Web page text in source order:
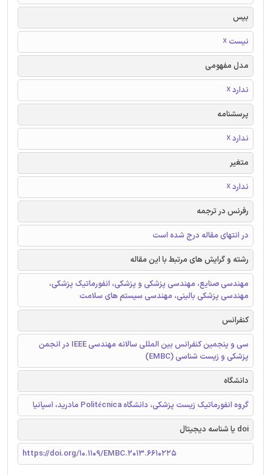
بیس
نیست ☓
مدل مفهومی
ندارد ☓
پرسشنامه
ندارد ☓
متغیر
ندارد ☓
رفرنس در ترجمه
در انتهای مقاله درج شده است
رشته و گرایش های مرتبط با این مقاله
مهندسی صنایع، مهندسی پزشکی و پزشکی، انفورماتیک پزشکی،
مهندسی پزشکی بالینی، مهندسی سیستم های سلامت
کنفرانس
سی و پنجمین کنفرانس بین المللی سالانه مهندسی IEEE در انجمن
پزشکی و زیست شناسی (EMBC)
دانشگاه
گروه انفورماتیک زیست پزشکی، دانشگاه Politécnica مادرید، اسپانیا
doi یا شناسه دیجیتال
https://doi.org/10.1109/EMBC.2013.6610225